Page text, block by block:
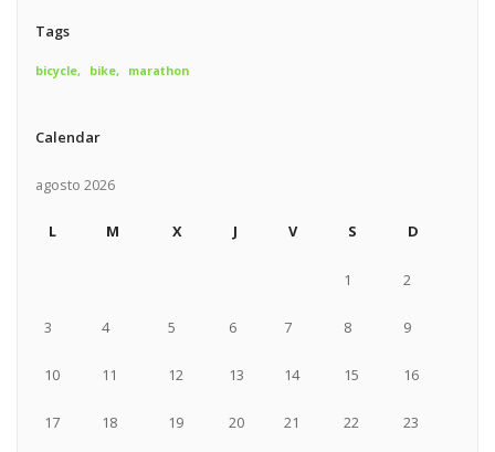
Tags
bicycle bike marathon
Calendar
agosto 2026
L M X J V S D
1 2
3 4 5 6 7 8 9
10 11 12 13 14 15 16
17 18 19 20 21 22 23